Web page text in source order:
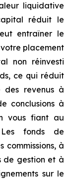
liquidative
réduit le
entraîner le
placement
non réinvesti
ce qui réduit
revenus à
conclusions à
vous fiant au
fonds de
commissions, à
de gestion et à
sur le